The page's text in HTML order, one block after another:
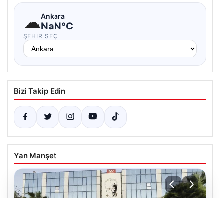
☁Ankara
NaN°C
ŞEHIR SEÇ
Bizi Takip Edin
Yan Manşet